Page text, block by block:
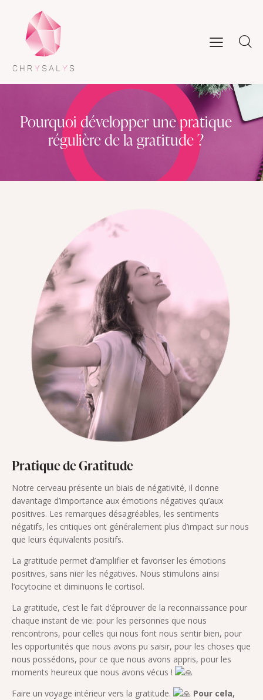
Pourquoi développer une pratique
régulière de la gratitude ?
Pratique de Gratitude
Notre cerveau présente un biais de négativité, il donne
davantage d’importance aux émotions négatives qu’aux
positives. Les remarques désagréables, les sentiments
négatifs, les critiques ont généralement plus d’impact sur nous
que leurs équivalents positifs.
La gratitude permet d’amplifier et favoriser les émotions
positives, sans nier les négatives. Nous stimulons ainsi
l’ocytocine et diminuons le cortisol.
La gratitude, c’est le fait d’éprouver de la reconnaissance pour
chaque instant de vie: pour les personnes que nous
rencontrons, pour celles qui nous font nous sentir bien, pour
les opportunités que nous avons pu saisir, pour les choses que
nous possédons, pour ce que nous avons appris, pour les
moments heureux que nous avons vécus !
Faire un voyage intérieur vers la gratitude.
Pour cela,